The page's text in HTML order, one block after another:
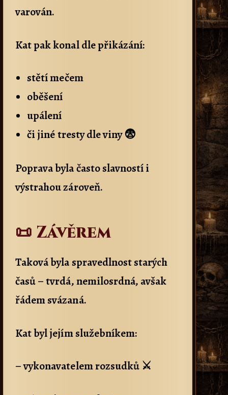
varován.
Kat pak konal dle přikázání:
stětí mečem
oběšení
upálení
či jiné tresty dle viny 😨
Poprava byla často slavností i
výstrahou zároveň.
📜 Závěrem
Taková byla spravedlnost starých
časů – tvrdá, nemilosrdná, avšak
řádem svázaná.
Kat byl jejím služebníkem:
– vykonavatelem rozsudků ⚔️